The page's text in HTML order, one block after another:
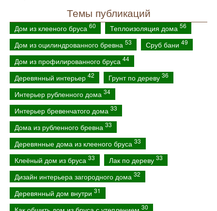
Темы публикаций
Дом из клееного бруса 60 Теплоизоляция дома 56
Дом из оцилиндрованного бревна 53 Сруб бани 49
Дом из профилированного бруса 44
Деревянный интерьер 42 Грунт по дереву 36
Интерьер рубленного дома 34
Интерьер бревенчатого дома 33
Дома из рубленного бревна 33
Деревянные дома из клееного бруса 33
Клеёный дом из бруса 33 Лак по дереву 33
Дизайн интерьера загородного дома 32
Деревянный дом внутри 31
30